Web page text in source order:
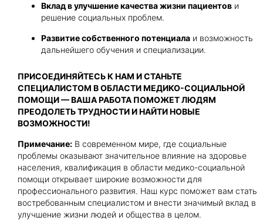
Вклад в улучшение качества жизни пациентов и
решение социальных проблем.
Развитие собственного потенциала и возможность
дальнейшего обучения и специализации.
ПРИСОЕДИНЯЙТЕСЬ К НАМ И СТАНЬТЕ
СПЕЦИАЛИСТОМ В ОБЛАСТИ МЕДИКО-СОЦИАЛЬНОЙ
ПОМОЩИ — ВАША РАБОТА ПОМОЖЕТ ЛЮДЯМ
ПРЕОДОЛЕТЬ ТРУДНОСТИ И НАЙТИ НОВЫЕ
ВОЗМОЖНОСТИ!
Примечание: В современном мире, где социальные
проблемы оказывают значительное влияние на здоровье
населения, квалификация в области медико-социальной
помощи открывает широкие возможности для
профессионального развития. Наш курс поможет вам стать
востребованным специалистом и внести значимый вклад в
улучшение жизни людей и общества в целом.